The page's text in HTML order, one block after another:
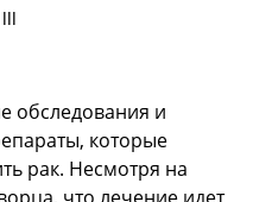
обследования и
которые
рак. Несмотря на